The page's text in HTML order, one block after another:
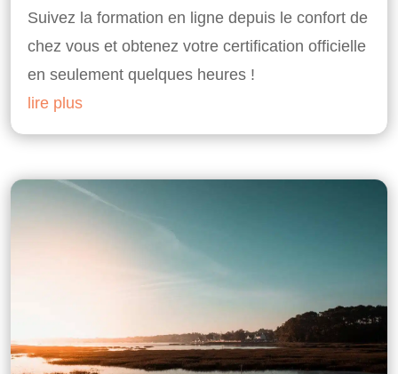
Suivez la formation en ligne depuis le confort de
chez vous et obtenez votre certification officielle
en seulement quelques heures !
lire plus